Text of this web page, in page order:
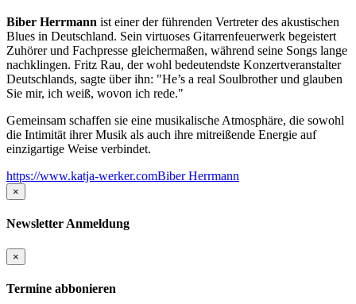
Biber Herrmann ist einer der führenden Vertreter des akustischen
Blues in Deutschland. Sein virtuoses Gitarrenfeuerwerk begeistert
Zuhörer und Fachpresse gleichermaßen, während seine Songs lange
nachklingen. Fritz Rau, der wohl bedeutendste Konzertveranstalter
Deutschlands, sagte über ihn: "He’s a real Soulbrother und glauben
Sie mir, ich weiß, wovon ich rede."
Gemeinsam schaffen sie eine musikalische Atmosphäre, die sowohl
die Intimität ihrer Musik als auch ihre mitreißende Energie auf
einzigartige Weise verbindet.
https://www.katja-werker.comBiber Herrmann
×
Newsletter Anmeldung
×
Termine abbonieren